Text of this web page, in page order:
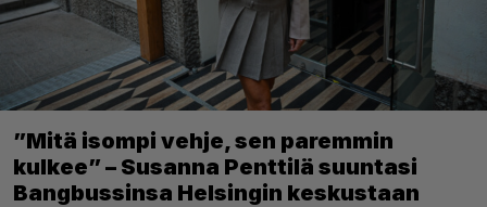
”Mitä isompi vehje, sen paremmin
kulkee” – Susanna Penttilä suuntasi
Bangbussinsa Helsingin keskustaan